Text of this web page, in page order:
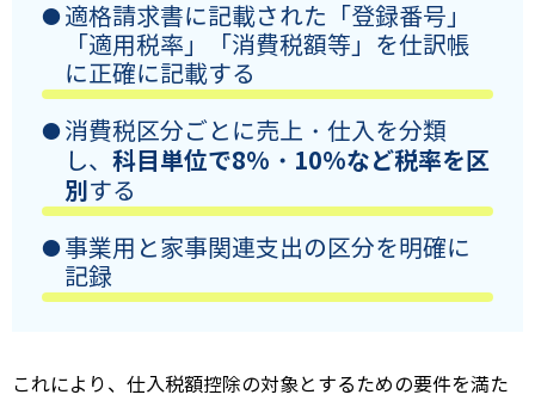
適格請求書に記載された「登録番号」
「適用税率」「消費税額等」を仕訳帳
に正確に記載する
消費税区分ごとに売上・仕入を分類
し、 科目単位で8%・10%など税率を区
別する
事業用と家事関連支出の区分を明確に
記録
これにより、仕入税額控除の対象とするための要件を満た